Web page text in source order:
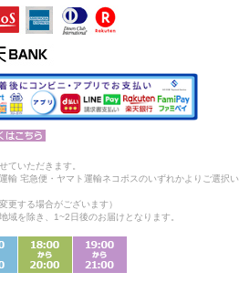
ていただきます。
輸 宅急便・ヤマト運輸ネコポスのいずれかよりご選択
更する場合がございます）
域を除き、1~2日後のお届けとなります。